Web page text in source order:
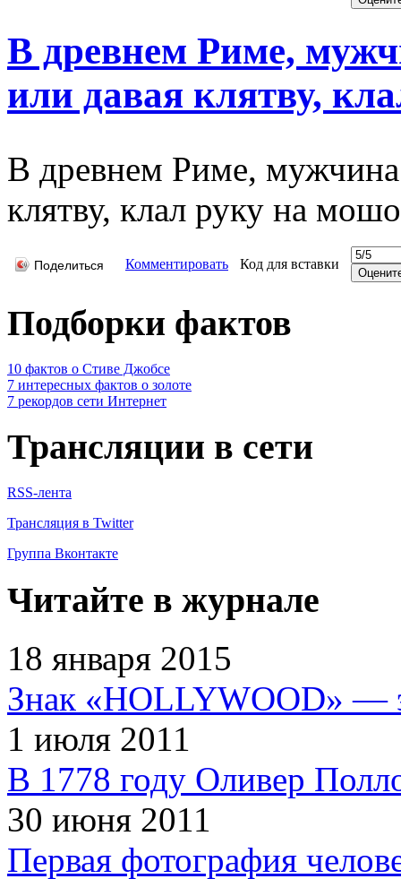
В древнем Риме,
или давая клятву,
В древнем Риме,
клятву, клал руку на
Поделиться Комментировать Код для вставки
Подборки фактов
10 фактов о Стиве Джобсе
7 интересных фактов о золоте
7 рекордов сети Интернет
Трансляции в сети
RSS-лента
Трансляция в Twitter
Группа Вконтакте
Читайте в журнале
18 января 2015
Знак «HOLLYWOOD» —
1 июля 2011
В 1778 году Оливер
30 июня 2011
Первая фотография